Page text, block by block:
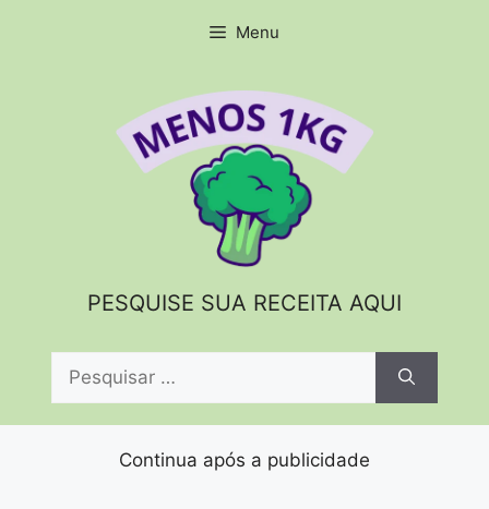
Menu
PESQUISE SUA RECEITA AQUI
Pesquisar
Continua após a publicidade